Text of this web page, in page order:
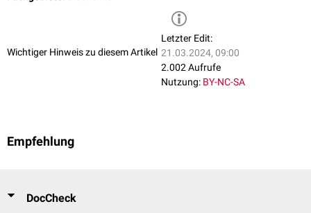
Wichtiger Hinweis zu diesem Artikel
Letzter Edit:
21.03.2024, 09:00
2.002 Aufrufe
Nutzung: BY-NC-SA
Empfehlung
DocCheck